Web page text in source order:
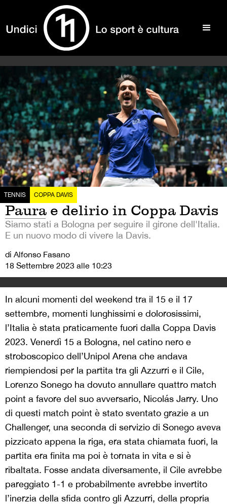
TENNIS COPPA DAVIS
Paura e delirio in Coppa Davis
Siamo stati a Bologna per seguire il girone dell'Italia.
E un nuovo modo di vivere la Davis.
di Alfonso Fasano
18 Settembre 2023 alle 10:23
In alcuni momenti del weekend tra il 15 e il 17
settembre, momenti lunghissimi e dolorosissimi,
l’Italia è stata praticamente fuori dalla Coppa Davis
2023. Venerdì 15 a Bologna, nel catino nero e
stroboscopico dell’Unipol Arena che andava
riempiendosi per la partita tra gli Azzurri e il Cile,
Lorenzo Sonego ha dovuto annullare quattro match
point a favore del suo avversario, Nicolás Jarry. Uno
di questi match point è stato sventato grazie a un
Challenger, una seconda di servizio di Sonego aveva
pizzicato appena la riga, era stata chiamata fuori, la
partita era finita ma poi è tornata in vita e si è
ribaltata. Fosse andata diversamente, il Cile avrebbe
pareggiato 1-1 e probabilmente avrebbe invertito
l’inerzia della sfida contro gli Azzurri, della propria